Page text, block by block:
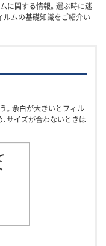
に関する情報。選ぶ時に迷
ルムの基礎知識をご紹介い
。余白が大きいとフィル
サイズが合わないときは